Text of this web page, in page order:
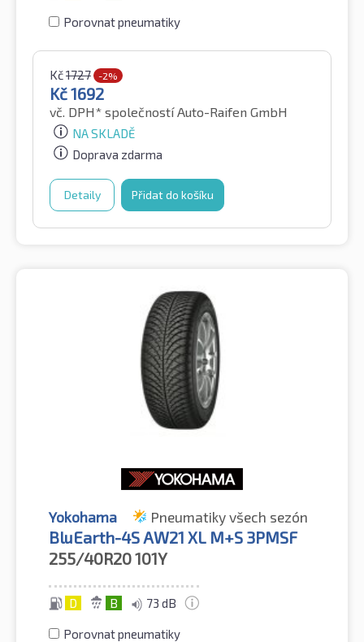
Porovnat pneumatiky
Kč1727 -2%
Kč1692
vč. DPH* společností Auto-Raifen GmbH
NA SKLADĚ
Doprava zdarma
Detaily Přidat do košíku
Yokohama Pneumatiky všech sezón
BluEarth-4S AW21 XL M+S 3PMSF
255/40R20101Y
D B 73 dB
Porovnat pneumatiky